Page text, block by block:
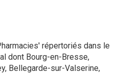
répertoriés dans le
dont Bourg-en-Bresse,
Bellegarde-sur-Valserine,